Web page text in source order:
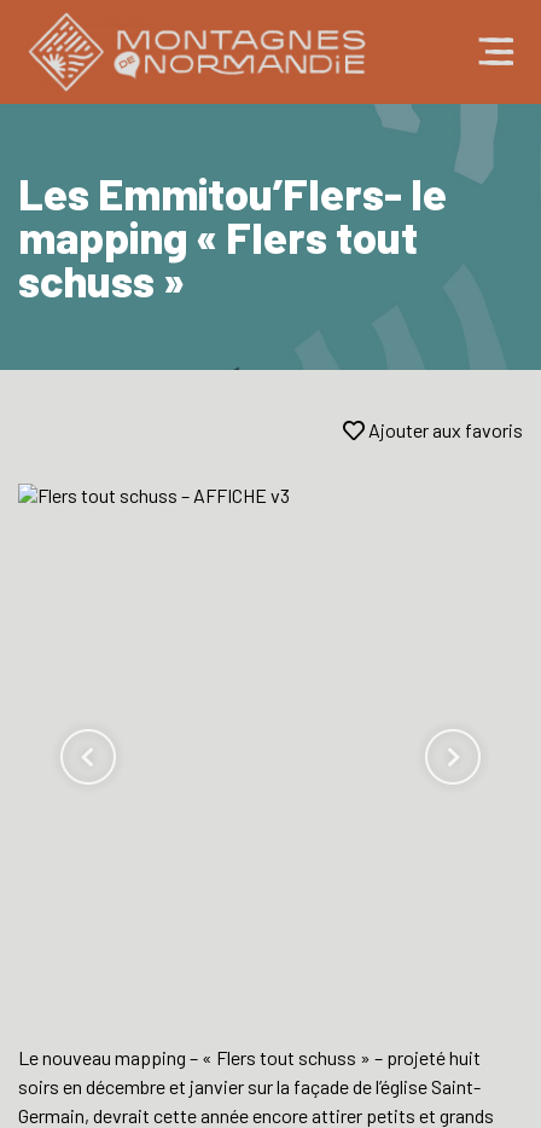
Les Emmitou’Flers- le
mapping « Flers tout
schuss »
Ajouter aux favoris
Le nouveau mapping – « Flers tout schuss » – projeté huit
soirs en décembre et janvier sur la façade de l’église Saint-
Germain, devrait cette année encore attirer petits et grands